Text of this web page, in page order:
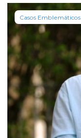
Casos Emblemáticos